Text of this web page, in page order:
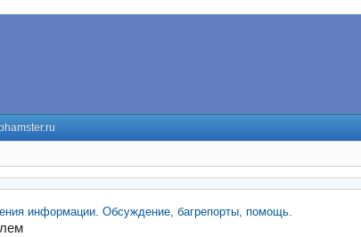
информации. Обсуждение, багрепорты, помощь.